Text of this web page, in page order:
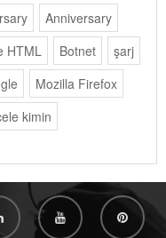
Anniversary
HTML Botnet
şarj
Mozilla Firefox
kimin